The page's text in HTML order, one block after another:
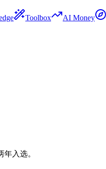
Toolbox AI Money
入选。